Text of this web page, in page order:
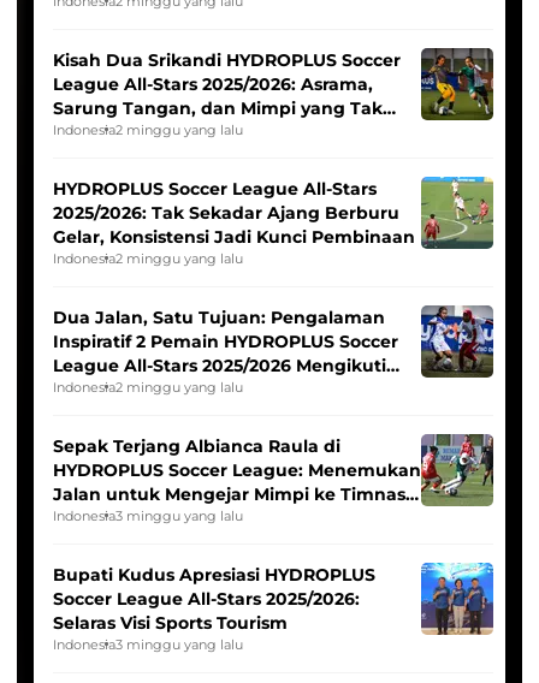
Kisah Dua Srikandi HYDROPLUS Soccer
League All-Stars 2025/2026: Asrama,
Sarung Tangan, dan Mimpi yang Tak
Pernah Padam
Indonesia2 minggu yang lalu
HYDROPLUS Soccer League All-Stars
2025/2026: Tak Sekadar Ajang Berburu
Gelar, Konsistensi Jadi Kunci Pembinaan
Indonesia2 minggu yang lalu
Dua Jalan, Satu Tujuan: Pengalaman
Inspiratif 2 Pemain HYDROPLUS Soccer
League All-Stars 2025/2026 Mengikuti
Seleksi Timnas Indonesia Putri
Indonesia2 minggu yang lalu
Sepak Terjang Albianca Raula di
HYDROPLUS Soccer League: Menemukan
Jalan untuk Mengejar Mimpi ke Timnas
Indonesia Putri
Indonesia3 minggu yang lalu
Bupati Kudus Apresiasi HYDROPLUS
Soccer League All-Stars 2025/2026:
Selaras Visi Sports Tourism
Indonesia3 minggu yang lalu